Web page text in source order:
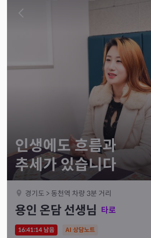
인생에도 흐름과
추세가 있습니다
경기도 > 동천역 차량 3분 거리
용인 온담 선생님 타로
16:41:13 남음 AI 상담노트